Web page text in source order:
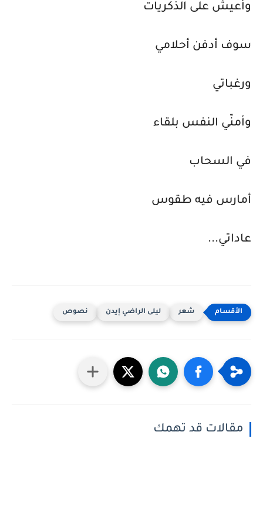
وأعيش على الذكريات
سوف أدفن أحلامي
ورغباتي
وأمنّي النفس بلقاء
في السحاب
أمارس فيه طقوس
عاداتي...
شعر ليلى الراضي إيدن نصوص
مقالات قد تهمك